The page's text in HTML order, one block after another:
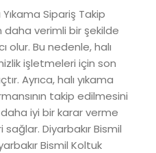
Yıkama Sipariş Takip
daha verimli bir şekilde
olur. Bu nedenle, halı
işletmeleri için son
Ayrıca, halı yıkama
takip edilmesini
iyi bir karar verme
Diyarbakır Bismil
Bismil Koltuk